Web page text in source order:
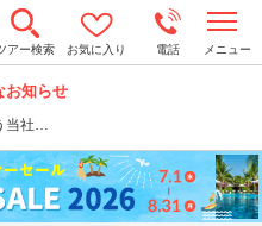
アー検索 お気に入り 電話 メニュー
お知らせ
当社…
o
n
a
v
i
g